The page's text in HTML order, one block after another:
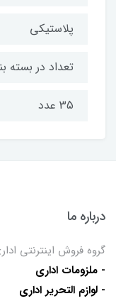
پلاستیکی
تعداد در بسته
35 عدد
درباره ما
گروه فروش اینترنتی
- ملزومات اداری
- لوازم التحریر اداری